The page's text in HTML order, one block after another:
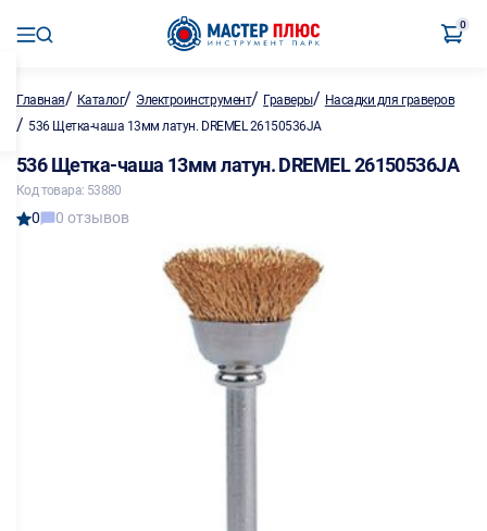
0
Главная/ Каталог/ Электроинструмент/ Граверы/ Насадки для граверов
/ 536 Щетка-чаша 13мм латун. DREMEL 26150536JA
536 Щетка-чаша 13мм латун. DREMEL 26150536JA
Код товара: 53880
0 0 отзывов